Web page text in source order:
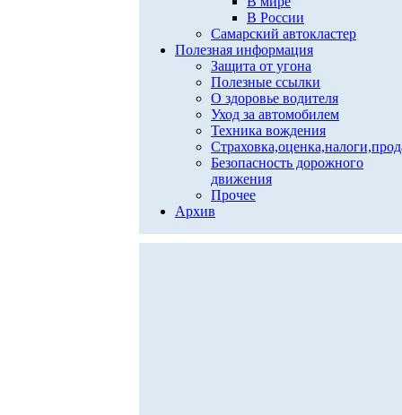
В России
Самарский автокластер
Полезная информация
Защита от угона
Полезные ссылки
О здоровье водителя
Уход за автомобилем
Техника вождения
Безопасность дорожного
движения
Прочее
Архив